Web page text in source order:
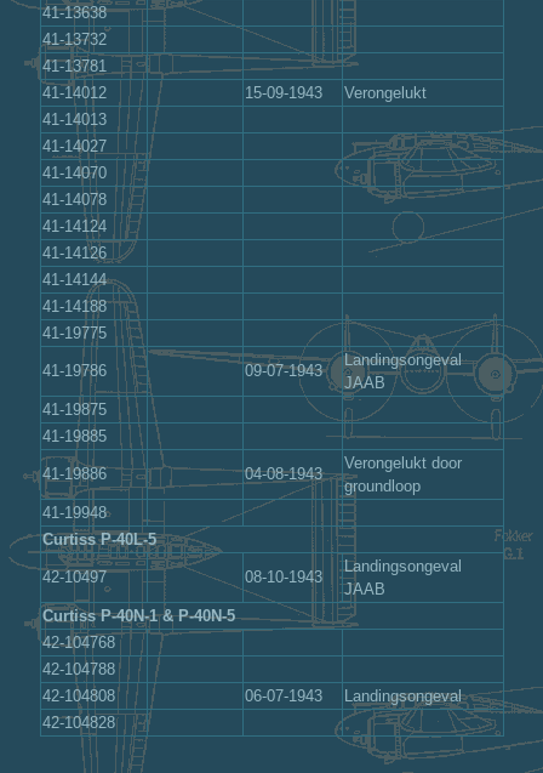
41-13638
41-13732
41-13781
41-14012
15-09-1943
Verongelukt
41-14013
41-14027
41-14070
41-14078
41-14124
41-14126
41-14144
41-14188
41-19775
41-19786 09-07-1943
Landingsongeval
JAAB
41-19875
41-19885
41-19886 04-08-1943
Verongelukt door
groundloop
41-19948
Curtiss P-40L-5
42-10497 08-10-1943
Landingsongeval
JAAB
Curtiss P-40N-1 & P-40N-5
42-104768
42-104788
42-104808
06-07-1943
Landingsongeval
42-104828